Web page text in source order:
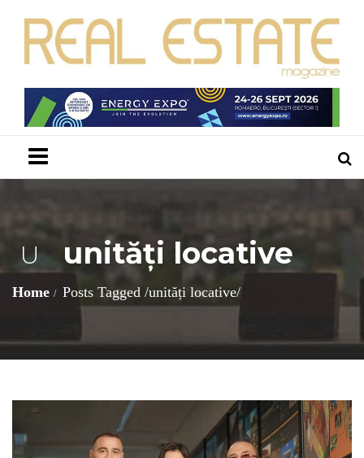
U unități locative
Home Posts Tagged /unități locative/